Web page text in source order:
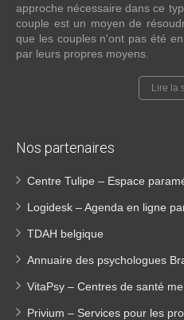
approche nécessaire dans ce
couple est un moyen de
que les couples n'ont pas été
par leurs propres moyens.
Lire la
Nos partenaires
Centre Tulipe – Espace
Logidesk – Agenda en ligne
TDAH belgique
Annuaire des psychologues
VitaPsy – Centres de santé
Privium – Services pour les